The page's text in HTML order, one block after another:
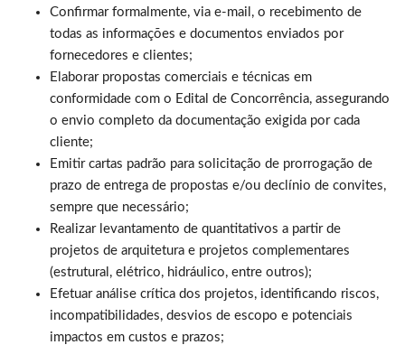
Confirmar formalmente, via e-mail, o recebimento de
todas as informações e documentos enviados por
fornecedores e clientes;
Elaborar propostas comerciais e técnicas em
conformidade com o Edital de Concorrência, assegurando
o envio completo da documentação exigida por cada
cliente;
Emitir cartas padrão para solicitação de prorrogação de
prazo de entrega de propostas e/ou declínio de convites,
sempre que necessário;
Realizar levantamento de quantitativos a partir de
projetos de arquitetura e projetos complementares
(estrutural, elétrico, hidráulico, entre outros);
Efetuar análise crítica dos projetos, identificando riscos,
incompatibilidades, desvios de escopo e potenciais
impactos em custos e prazos;